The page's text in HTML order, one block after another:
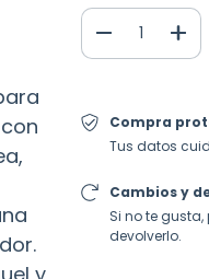
Compra
Tus datos
Cambios y
Si no te
devolverlo.